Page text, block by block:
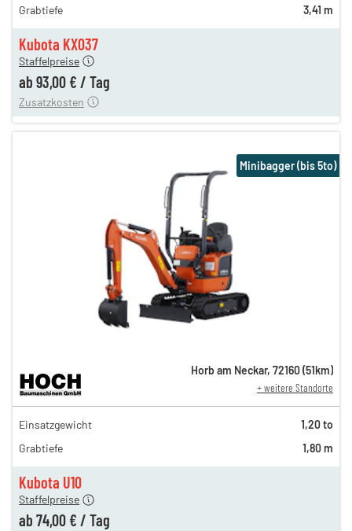
Kubota KX037
112,00 €
Staffelpreise
ab 93,00 € / Tag
12,00 €
Zusatzkosten
Grabtiefe
3,41 m
Kubota U10
127,00 €
106,00 €
88,00 €
Staffelpreise
ab 74,00 € / Tag
12,00 €
Minibagger (bis 5to)
Horb am Neckar, 72160(51km)
+ weitere Standorte
Einsatzgewicht
1,20 to
Grabtiefe
1,80 m